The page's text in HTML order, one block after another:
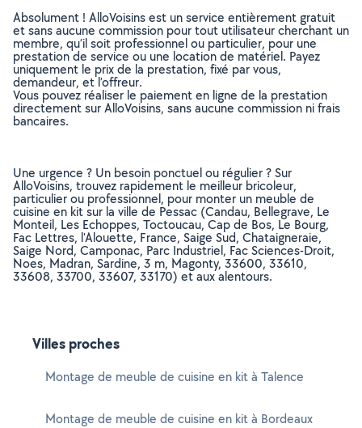
Absolument ! AlloVoisins est un service entièrement gratuit
et sans aucune commission pour tout utilisateur cherchant un
membre, qu’il soit professionnel ou particulier, pour une
prestation de service ou une location de matériel. Payez
uniquement le prix de la prestation, fixé par vous,
demandeur, et l’offreur.
Vous pouvez réaliser le paiement en ligne de la prestation
directement sur AlloVoisins, sans aucune commission ni frais
bancaires.
Une urgence ? Un besoin ponctuel ou régulier ? Sur
AlloVoisins, trouvez rapidement le meilleur bricoleur,
particulier ou professionnel, pour monter un meuble de
cuisine en kit sur la ville de Pessac (Candau, Bellegrave, Le
Monteil, Les Echoppes, Toctoucau, Cap de Bos, Le Bourg,
Fac Lettres, l'Alouette, France, Saige Sud, Chataigneraie,
Saige Nord, Camponac, Parc Industriel, Fac Sciences-Droit,
Noes, Madran, Sardine, 3 m, Magonty, 33600, 33610,
33608, 33700, 33607, 33170) et aux alentours.
Villes proches
Montage de meuble de cuisine en kit à Talence
Montage de meuble de cuisine en kit à Bordeaux